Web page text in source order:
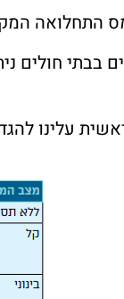
התחלואה
בבתי חולים
עלינו